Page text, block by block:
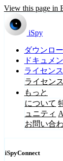
View this page in
iSpy
ダウンロ
ドキュメ
ライセン
ライセン
もっと
について
ュニティ
お問い合
iSpyConnect